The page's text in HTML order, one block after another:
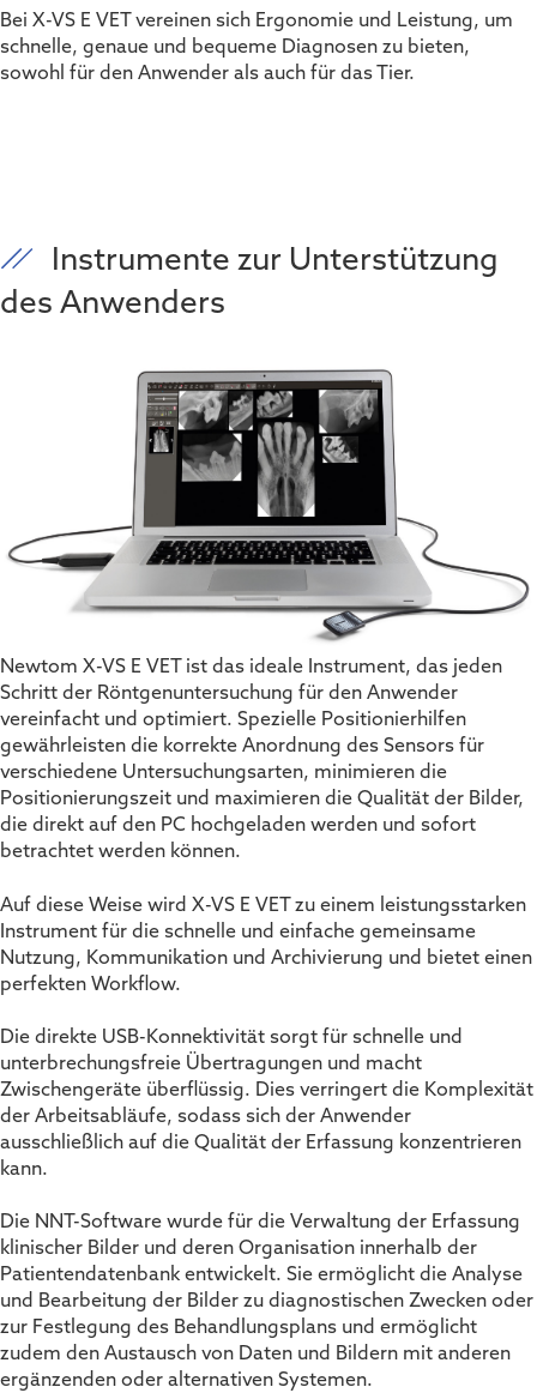
Bei X-VS E VET vereinen sich Ergonomie und Leistung, um
schnelle, genaue und bequeme Diagnosen zu bieten,
sowohl für den Anwender als auch für das Tier.
Instrumente zur Unterstützung
des Anwenders
Newtom X-VS E VET ist das ideale Instrument, das jeden
Schritt der Röntgenuntersuchung für den Anwender
vereinfacht und optimiert. Spezielle Positionierhilfen
gewährleisten die korrekte Anordnung des Sensors für
verschiedene Untersuchungsarten, minimieren die
Positionierungszeit und maximieren die Qualität der Bilder,
die direkt auf den PC hochgeladen werden und sofort
betrachtet werden können.
Auf diese Weise wird X-VS E VET zu einem leistungsstarken
Instrument für die schnelle und einfache gemeinsame
Nutzung, Kommunikation und Archivierung und bietet einen
perfekten Workflow.
Die direkte USB-Konnektivität sorgt für schnelle und
unterbrechungsfreie Übertragungen und macht
Zwischengeräte überflüssig. Dies verringert die Komplexität
der Arbeitsabläufe, sodass sich der Anwender
ausschließlich auf die Qualität der Erfassung konzentrieren
kann.
Die NNT-Software wurde für die Verwaltung der Erfassung
klinischer Bilder und deren Organisation innerhalb der
Patientendatenbank entwickelt. Sie ermöglicht die Analyse
und Bearbeitung der Bilder zu diagnostischen Zwecken oder
zur Festlegung des Behandlungsplans und ermöglicht
zudem den Austausch von Daten und Bildern mit anderen
ergänzenden oder alternativen Systemen.